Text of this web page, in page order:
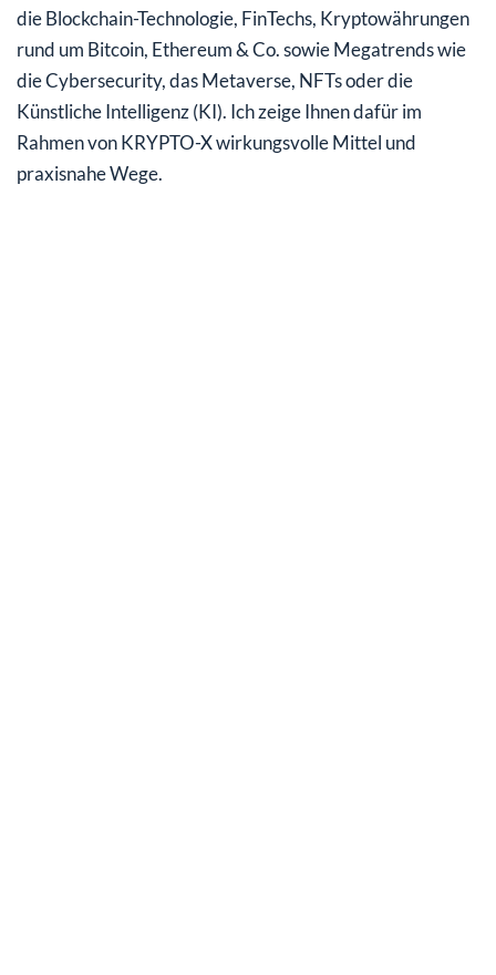
die Blockchain-Technologie, FinTechs, Kryptowährungen
rund um Bitcoin, Ethereum & Co. sowie Megatrends wie
die Cybersecurity, das Metaverse, NFTs oder die
Künstliche Intelligenz (KI). Ich zeige Ihnen dafür im
Rahmen von KRYPTO-X wirkungsvolle Mittel und
praxisnahe Wege.